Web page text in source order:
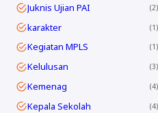
Juknis Ujian PAI 2
karakter 1
Kegiatan MPLS 1
Kelulusan 3
Kemenag 4
Kepala Sekolah 4